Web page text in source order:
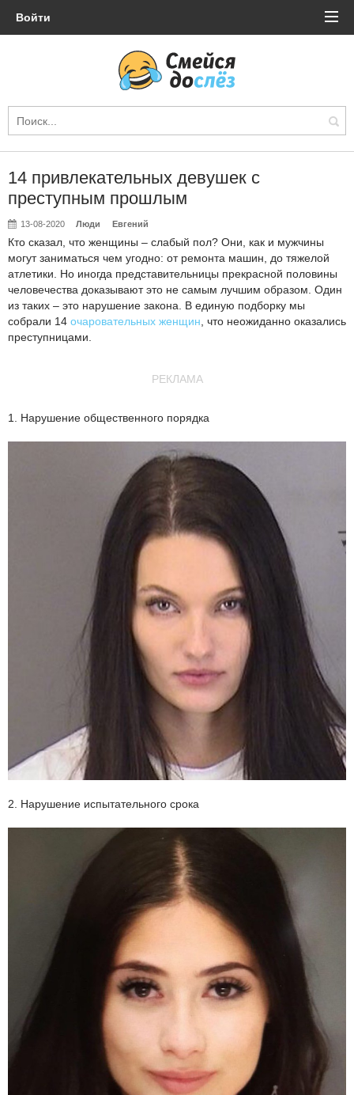
Войти
14 привлекательных девушек с
преступным прошлым
13-08-2020 Люди Евгений
Кто сказал, что женщины – слабый пол? Они, как и мужчины
могут заниматься чем угодно: от ремонта машин, до тяжелой
атлетики. Но иногда представительницы прекрасной половины
человечества доказывают это не самым лучшим образом. Один
из таких – это нарушение закона. В единую подборку мы
собрали 14 очаровательных женщин , что неожиданно оказались
преступницами.
РЕКЛАМА
1. Нарушение общественного порядка
2. Нарушение испытательного срока